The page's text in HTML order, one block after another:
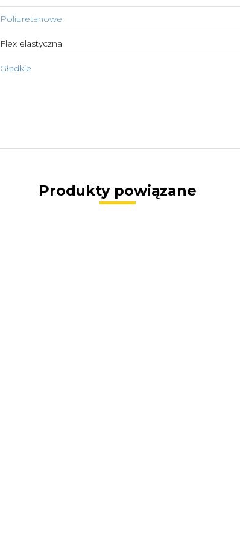
Poliuretanowe
Flex elastyczna
Gładkie
Produkty powiązane